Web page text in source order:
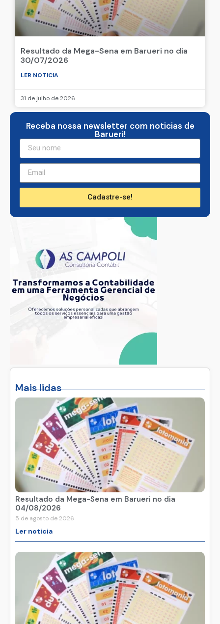
Resultado da Mega-Sena em Barueri no dia
30/07/2026
LER NOTICIA
31 de julho de 2026
Mais lidas
Resultado da Mega-Sena em Barueri no dia
04/08/2026
5 de agosto de 2026
Ler noticia
Receba nossa newsletter com noticias de
Barueri!
Cadastre-se!